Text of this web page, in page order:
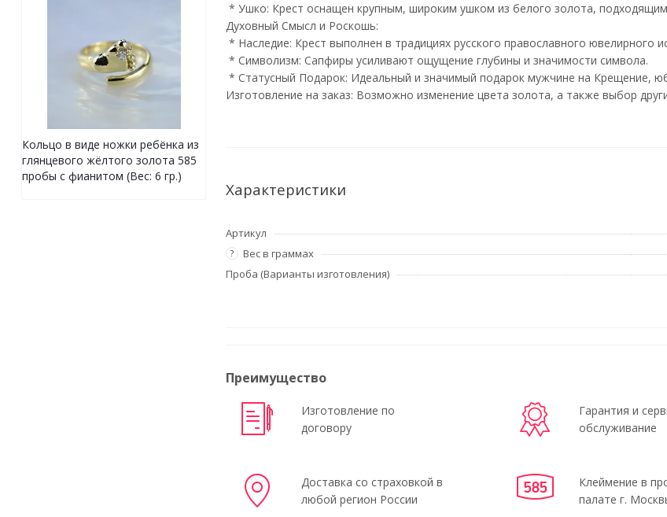
* Ушко: Крест оснащен крупным, широким ушком из белого золота,
Духовный Смысл и Роскошь:
* Наследие: Крест выполнен в традициях русского православного
* Символизм: Сапфиры усиливают ощущение глубины и значимости символа.
* Статусный Подарок: Идеальный и значимый подарок мужчине на Крещение,
Изготовление на заказ: Возможно изменение цвета золота, а также выбор
Характеристики
Артикул
? Вес в граммах
Проба (Варианты изготовления)
Преимущество
Изготовление по
договору
Гарантия и
обслуживание
Доставка со страховкой в
любой регион России
Клеймение в
палате г.
Кольцо в виде ножки ребёнка из
глянцевого жёлтого золота 585
пробы с фианитом (Вес: 6 гр.)